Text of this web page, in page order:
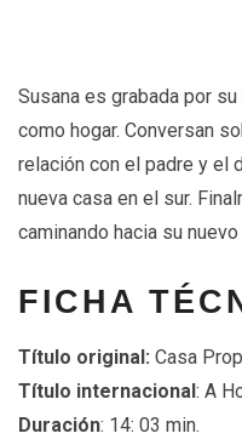
Susana es grabada por
como hogar. Conversan
relación con el padre y el
nueva casa en el sur.
caminando hacia su nuevo
FICHA
Título original: Casa
Título internacional : A
Duración: 14: 03 min.